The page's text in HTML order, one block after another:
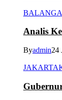
Analis
Byadmin24
JAKARTA